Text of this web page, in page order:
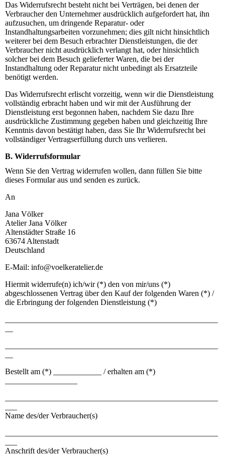
Das Widerrufsrecht besteht nicht bei Verträgen, bei denen der
Verbraucher den Unternehmer ausdrücklich aufgefordert hat, ihn
aufzusuchen, um dringende Reparatur- oder
Instandhaltungsarbeiten vorzunehmen; dies gilt nicht hinsichtlich
weiterer bei dem Besuch erbrachter Dienstleistungen, die der
Verbraucher nicht ausdrücklich verlangt hat, oder hinsichtlich
solcher bei dem Besuch gelieferter Waren, die bei der
Instandhaltung oder Reparatur nicht unbedingt als Ersatzteile
benötigt werden.
Das Widerrufsrecht erlischt vorzeitig, wenn wir die Dienstleistung
vollständig erbracht haben und wir mit der Ausführung der
Dienstleistung erst begonnen haben, nachdem Sie dazu Ihre
ausdrückliche Zustimmung gegeben haben und gleichzeitig Ihre
Kenntnis davon bestätigt haben, dass Sie Ihr Widerrufsrecht bei
vollständiger Vertragserfüllung durch uns verlieren.
B. Widerrufsformular
Wenn Sie den Vertrag widerrufen wollen, dann füllen Sie bitte
dieses Formular aus und senden es zurück.
An
Jana Völker
Atelier Jana Völker
Altenstädter Straße 16
63674 Altenstadt
Deutschland
E-Mail: info@voelkeratelier.de
Hiermit widerrufe(n) ich/wir (*) den von mir/uns (*)
abgeschlossenen Vertrag über den Kauf der folgenden Waren (*) /
die Erbringung der folgenden Dienstleistung (*)
Bestellt am (*) ____________ / erhalten am (*)
Name des/der Verbraucher(s)
Anschrift des/der Verbraucher(s)